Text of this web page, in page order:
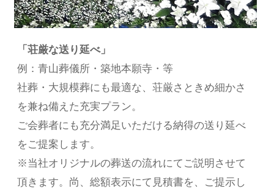
「荘厳な送り延べ」
例：青山葬儀所・築地本願寺・等
社葬・大規模葬にも最適な、荘厳さときめ細かさ
を兼ね備えた充実プラン。
ご会葬者にも充分満足いただける納得の送り延べ
をご提案します。
※当社オリジナルの葬送の流れにてご説明させて
頂きます。尚、総額表示にて見積書を、ご提示し